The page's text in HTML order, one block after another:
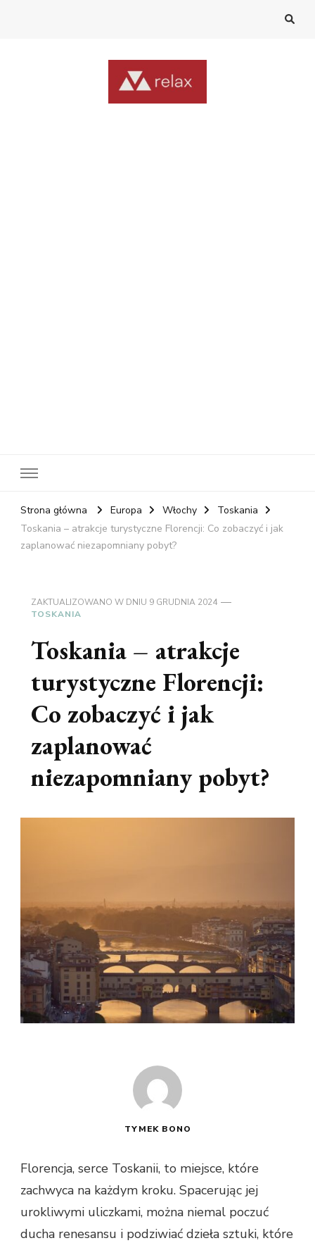
Strona główna Europa Włochy
Toskania
Toskania – atrakcje turystyczne Florencji: Co zobaczyć i jak
zaplanować niezapomniany pobyt?
ZAKTUALIZOWANO W DNIU 9 GRUDNIA 2024
TOSKANIA
Toskania – atrakcje
turystyczne Florencji:
Co zobaczyć i jak
zaplanować
niezapomniany pobyt?
TYMEK BONO
Florencja, serce Toskanii, to miejsce, które
zachwyca na każdym kroku. Spacerując jej
urokliwymi uliczkami, można niemal poczuć
ducha renesansu i podziwiać dzieła sztuki, które